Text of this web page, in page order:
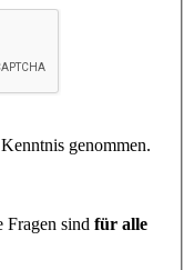
genommen.
Fragen sind für alle